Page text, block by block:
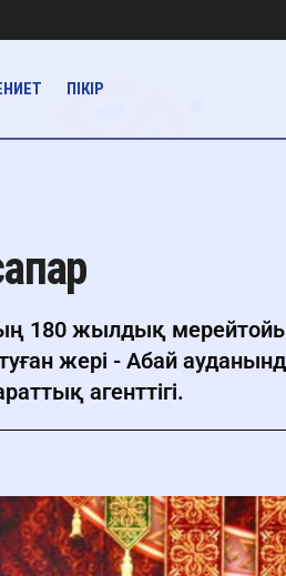
ПІКІР
180 жылдық
жері - Абай
агенттігі.